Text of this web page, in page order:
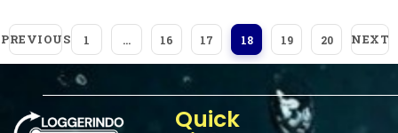
PREVIOUS 1 … 16 17 18 19 20 NEXT
Quick